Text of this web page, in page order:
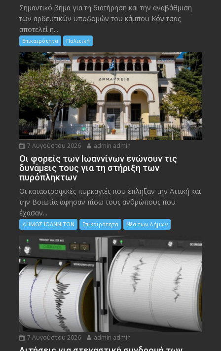
Σημαντικό βήμα για τη διατήρηση και την αναβάθμιση
των αρδευτικών υποδομών του κάμπου Κόνιτσας
αποτελεί η...
Επικαιρότητα Πολιτική
7 Αυγούστου 2026 admin admin
Οι φορείς των Ιωαννίνων ενώνουν τις
δυνάμεις τους για τη στήριξη των
πυρόπληκτων
Οι καταστροφικές πυρκαγιές που έπληξαν την Αττική και
την Bοιωτία άφησαν πίσω τους ανθρώπους που
έχασαν...
ΔΗΜΟΣ ΙΩΑΝΝΙΤΩΝ Επικαιρότητα Νέα των Δήμων
7 Αυγούστου 2026 admin admin